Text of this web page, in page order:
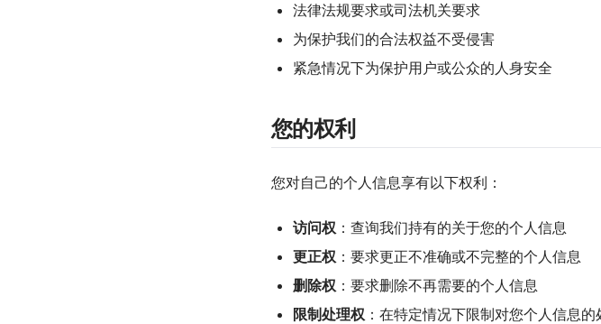
法律法规要求或司法机关要求
为保护我们的合法权益不受侵害
紧急情况下为保护用户或公众的人身安全
您的权利
您对自己的个人信息享有以下权利：
访问权：查询我们持有的关于您的个人信息
更正权：要求更正不准确或不完整的个人信息
删除权：要求删除不再需要的个人信息
限制处理权：在特定情况下限制对您个人信息的